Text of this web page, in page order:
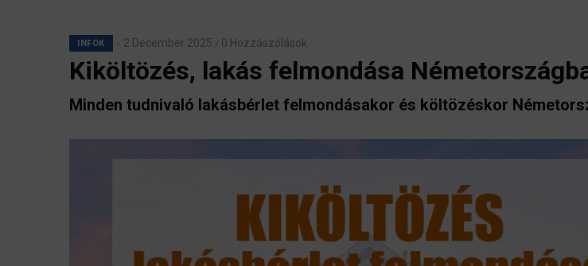
INFÓK 2 December 2025 / 0 Hozzászólások
Kiköltözés, lakás felmondása
Minden tudnivaló lakásbérlet felmondásakor és költözéskor